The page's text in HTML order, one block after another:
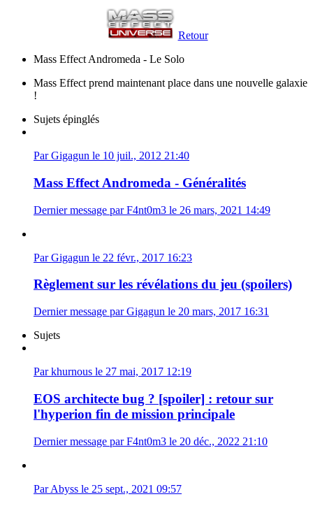
Retour
Mass Effect Andromeda - Le Solo
Mass Effect prend maintenant place dans une nouvelle galaxie
!
Sujets épinglés
Par Gigagun le 10 juil., 2012 21:40
Mass Effect Andromeda - Généralités
Dernier message par F4nt0m3 le 26 mars, 2021 14:49
Par Gigagun le 22 févr., 2017 16:23
Règlement sur les révélations du jeu (spoilers)
Dernier message par Gigagun le 20 mars, 2017 16:31
Sujets
Par khurnous le 27 mai, 2017 12:19
EOS architecte bug ? [spoiler] : retour sur
l'hyperion fin de mission principale
Dernier message par F4nt0m3 le 20 déc., 2022 21:10
Par Abyss le 25 sept., 2021 09:57